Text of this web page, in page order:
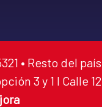
• Resto del
3 y 1 I Calle